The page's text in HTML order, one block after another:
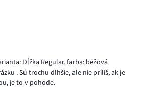
Dĺžka Regular,farba: béžová
. Sú trochu dlhšie, ale nie príliš, ak je
je to v pohode.